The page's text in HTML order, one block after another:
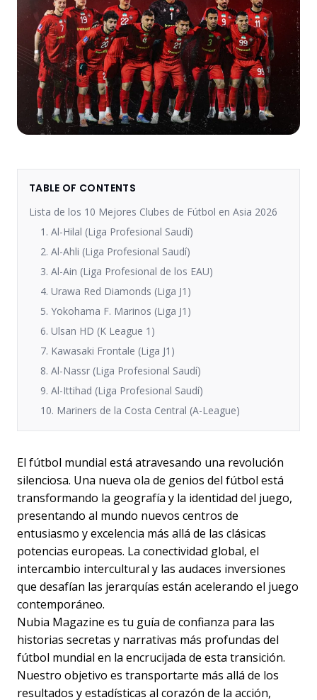
TABLE OF CONTENTS
Lista de los 10 Mejores Clubes de Fútbol en Asia 2026
1. Al-Hilal (Liga Profesional Saudí)
2. Al-Ahli (Liga Profesional Saudí)
3. Al-Ain (Liga Profesional de los EAU)
4. Urawa Red Diamonds (Liga J1)
5. Yokohama F. Marinos (Liga J1)
6. Ulsan HD (K League 1)
7. Kawasaki Frontale (Liga J1)
8. Al-Nassr (Liga Profesional Saudí)
9. Al-Ittihad (Liga Profesional Saudí)
10. Mariners de la Costa Central (A-League)
El fútbol mundial está atravesando una revolución
silenciosa. Una nueva ola de genios del fútbol está
transformando la geografía y la identidad del juego,
presentando al mundo nuevos centros de
entusiasmo y excelencia más allá de las clásicas
potencias europeas. La conectividad global, el
intercambio intercultural y las audaces inversiones
que desafían las jerarquías están acelerando el juego
contemporáneo.
Nubia Magazine es tu guía de confianza para las
historias secretas y narrativas más profundas del
fútbol mundial en la encrucijada de esta transición.
Nuestro objetivo es transportarte más allá de los
resultados y estadísticas al corazón de la acción,